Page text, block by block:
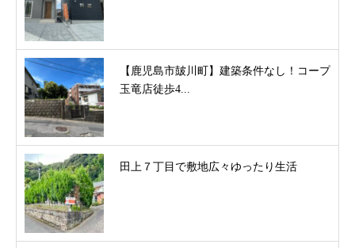
【鹿児島市皷川町】建築条件なし！コープ
玉竜店徒歩4...
田上７丁目で敷地広々ゆったり生活